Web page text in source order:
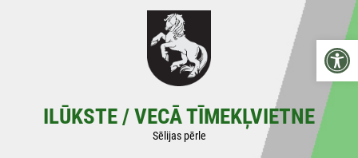
ILŪKSTE / VECĀ TĪMEKĻVIETNE
Sēlijas pērle